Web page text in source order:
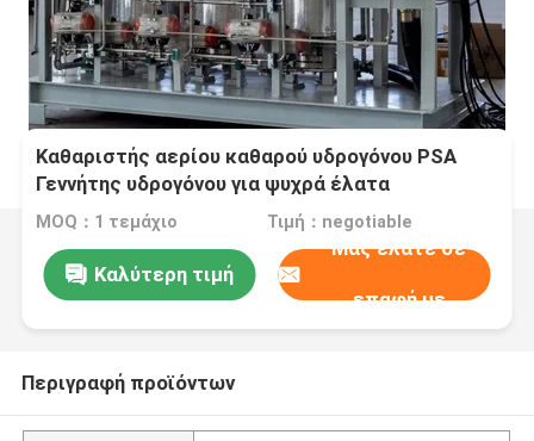
Καθαριστής αερίου καθαρού υδρογόνου PSA
Γεννήτης υδρογόνου για ψυχρά έλατα
MOQ：1 τεμάχιο Τιμή：negotiable
Καλύτερη τιμή
Μας ελάτε σε
επαφή με
Περιγραφή προϊόντων